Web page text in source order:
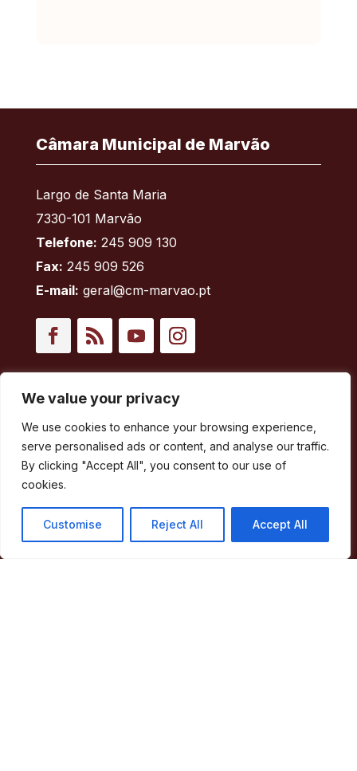
We value your privacy
We use cookies to enhance your browsing experience,
serve personalised ads or content, and analyse our traffic.
By clicking "Accept All", you consent to our use of
cookies.
Customise Reject All Accept All
Câmara Municipal de Marvão
Largo de Santa Maria
7330-101 Marvão
Telefone: 245 909 130
Fax: 245 909 526
E-mail: geral@cm-marvao.pt
Áreas
Município
Atividade Municipal
Turismo
Contactos